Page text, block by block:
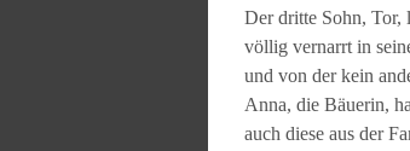
Der dritte Sohn, Tor,
völlig vernarrt in
und von der kein
Anna, die Bäuerin,
auch diese aus der